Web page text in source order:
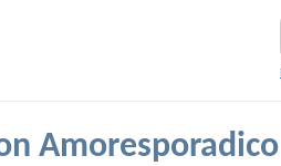
Amoresporadico